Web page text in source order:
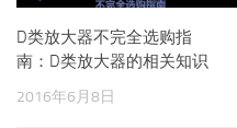
D类放大器不完全选购指
南：D类放大器的相关知识
2016年6月8日